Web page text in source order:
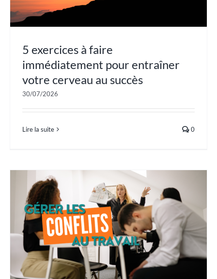
5 exercices à faire
immédiatement pour entraîner
votre cerveau au succès
30/07/2026
Lire la suite 0